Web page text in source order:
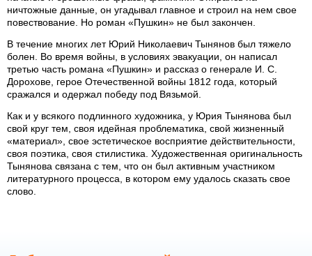
ничтожные данные, он угадывал главное и строил на нем свое
повествование. Но роман «Пушкин» не был закончен.
В течение многих лет Юрий Николаевич Тынянов был тяжело
болен. Во время войны, в условиях эвакуации, он написал
третью часть романа «Пушкин» и рассказ о генерале И. С.
Дорохове, герое Отечественной войны 1812 года, который
сражался и одержал победу под Вязьмой.
Как и у всякого подлинного художника, у Юрия Тынянова был
свой круг тем, своя идейная проблематика, свой жизненный
«материал», свое эстетическое восприятие действительности,
своя поэтика, своя стилистика. Художественная оригинальность
Тынянова связана с тем, что он был активным участником
литературного процесса, в котором ему удалось сказать свое
слово.